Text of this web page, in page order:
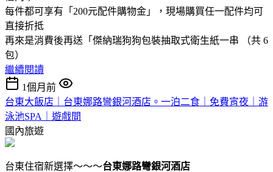
每件都可享有「200元配件購物金」，現場購買任一配件均可
直接折抵
再來是消費後再送「傑納瑞狗狗包裝抽取式衛生紙一串 （共 6
包）
繼續閱讀
1個月前
台東大飯店｜台東娜路彎銀河酒店。一泊二食｜免費宵夜｜游
泳池SPA｜遊戲間
國內旅遊
台東住宿新選擇～～～台東娜路彎銀河酒店